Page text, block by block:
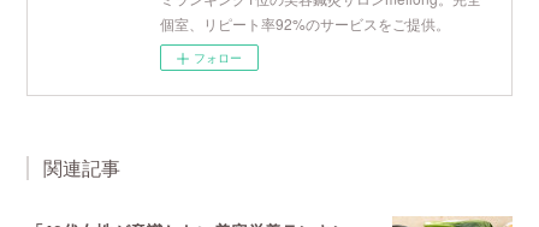
個室、リピート率92%のサービスをご提供。
フォロー
関連記事